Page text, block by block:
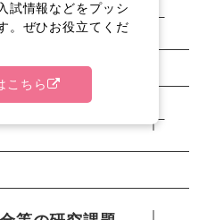
試情報などをプッシ
。ぜひお役立てくだ
こちら